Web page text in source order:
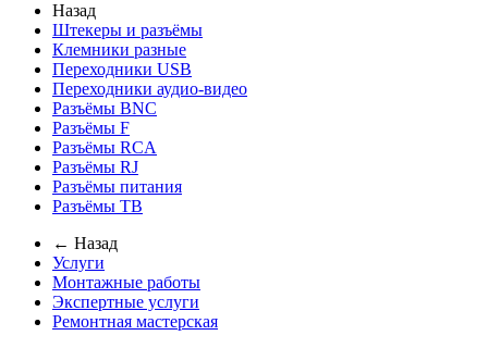
Назад
Штекеры и разъёмы
Клемники разные
Переходники USB
Переходники аудио-видео
Разъёмы BNC
Разъёмы F
Разъёмы RCA
Разъёмы RJ
Разъёмы питания
Разъёмы ТВ
← Назад
Услуги
Монтажные работы
Экспертные услуги
Ремонтная мастерская